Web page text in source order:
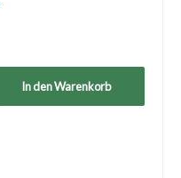
In den Warenkorb